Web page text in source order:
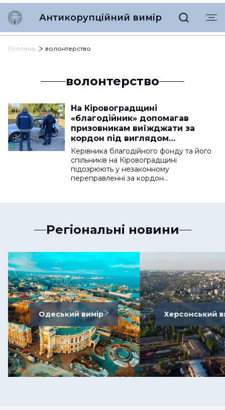
Антикорупційний вимір
Головна волонтерство
волонтерство
На Кіровоградщині
«благодійник» допомагав
призовникам виїжджати за
кордон під виглядом
волонтерів
Керівника благодійного фонду та його
спільників на Кіровоградщині
підозрюють у незаконному
переправленні за кордон…
Регіональні новини
Одеський вимір Херсонський